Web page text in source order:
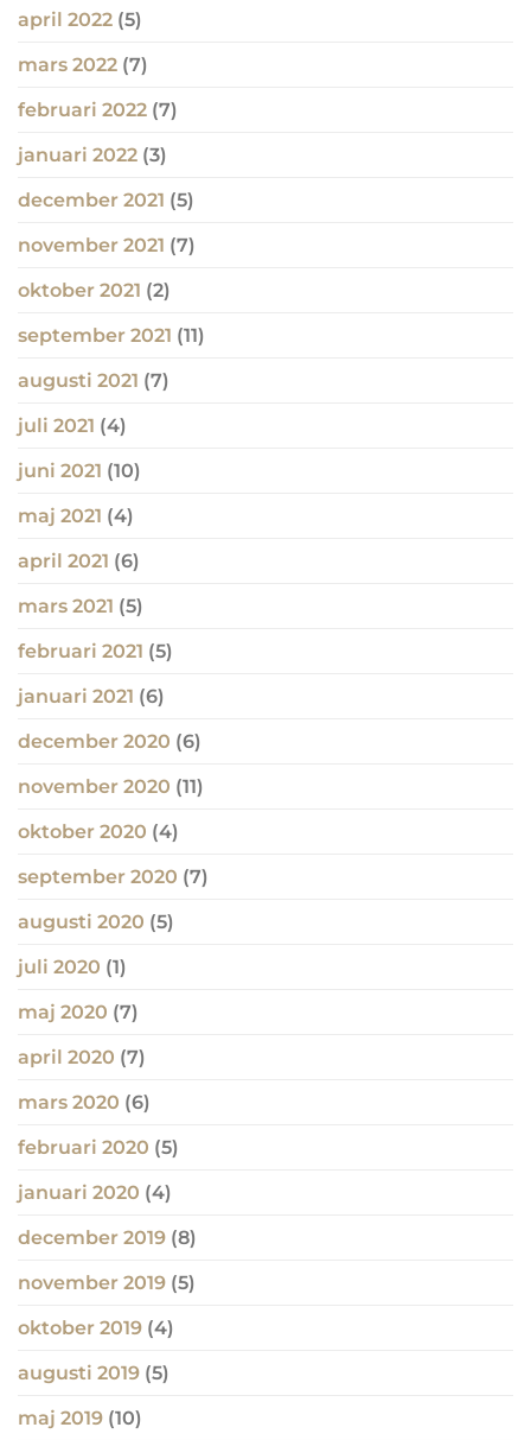
april 2022 (5)
mars 2022 (7)
februari 2022 (7)
januari 2022 (3)
december 2021 (5)
november 2021 (7)
oktober 2021 (2)
september 2021 (11)
augusti 2021 (7)
juli 2021 (4)
juni 2021 (10)
maj 2021 (4)
april 2021 (6)
mars 2021 (5)
februari 2021 (5)
januari 2021 (6)
december 2020 (6)
november 2020 (11)
oktober 2020 (4)
september 2020 (7)
augusti 2020 (5)
juli 2020 (1)
maj 2020 (7)
april 2020 (7)
mars 2020 (6)
februari 2020 (5)
januari 2020 (4)
december 2019 (8)
november 2019 (5)
oktober 2019 (4)
augusti 2019 (5)
maj 2019 (10)